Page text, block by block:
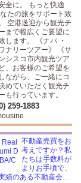
全に。 もっと快適
たの旅をサポート致
空港送迎から観光チ
まで幅広くご要望に
します。 《ナパ ・
ナリーツアー》 《サ
シスコ市内観光ツア
、お客様のご希望を
ながら、ご一緒にコ
めていただく観光チ
も行っています。
259-1883
不動産売買をお
考えですか？私
たちは手数料が
よりお手頃で、
績のある不動産会...